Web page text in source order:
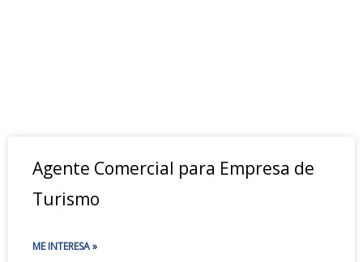
Agente Comercial para Empresa de
Turismo
ME INTERESA »